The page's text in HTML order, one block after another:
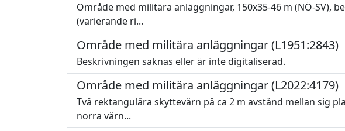
Område med militära anläggningar, 150x35-46 m (NÖ-SV),
(varierande ri...
Område med militära anläggningar (L1951:2843)
Beskrivningen saknas eller är inte digitaliserad.
Område med militära anläggningar (L2022:4179)
Två rektangulära skyttevärn på ca 2 m avstånd mellan sig
norra värn...